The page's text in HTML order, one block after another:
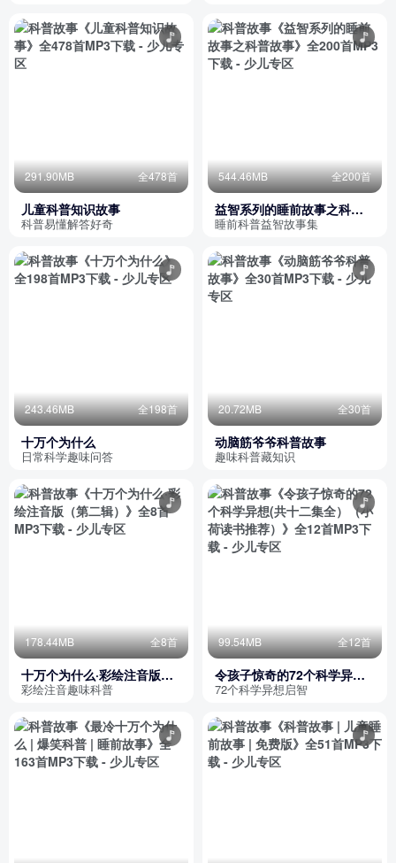
291.90MB 全478首
儿童科普知识故事
科普易懂解答好奇
544.46MB 全200首
益智系列的睡前故事之科普
故事
睡前科普益智故事集
243.46MB 全198首
十万个为什么
日常科学趣味问答
20.72MB 全30首
动脑筋爷爷科普故事
趣味科普藏知识
178.44MB 全8首
十万个为什么·彩绘注音版
（第二辑）
彩绘注音趣味科普
99.54MB 全12首
令孩子惊奇的72个科学异想
(共十二集全）（小荷读书推
荐）
72个科学异想启智